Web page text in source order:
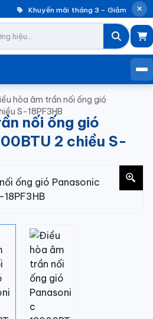
Khuyến mãi tháng 3 – Giảm đến
hòa âm trần nối ống gió
S-18PF3HB
nối ống gió
2 chiều S-